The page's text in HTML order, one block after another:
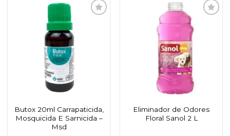
Butox 20ml Carrapaticida,
Mosquicida E Sarnicida –
Msd
Adicionar
à lista de
Eliminador de Odores
Floral Sanol 2 L